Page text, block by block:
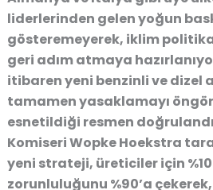
liderlerinden gelen yoğun
gösteremeyerek, iklim
geri adım atmaya
itibaren yeni benzinli ve dizel
tamamen yasaklamayı
esnetildiği resmen
Komiseri Wopke Hoekstra
yeni strateji, üreticiler için
zorunluluğunu %90’a çekerek